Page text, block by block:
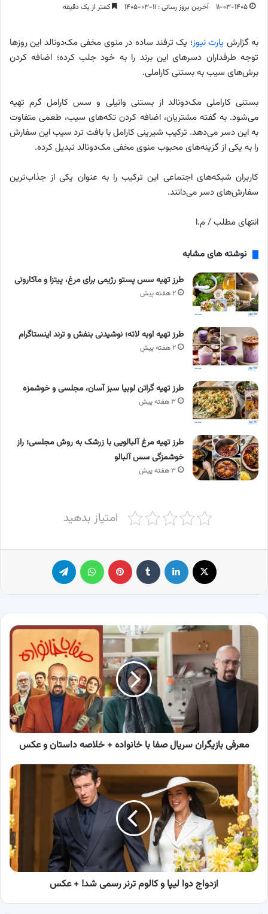
۱۱-۰۳-۱۴۰۵ آخرین بروز رسانی : ۱۱-۰۳-۱۴۰۵ کمتر از یک دقیقه
به گزارش پارت نیوز؛ یک ترفند ساده در منوی مخفی مک‌دونالد این روزها
توجه طرفداران دسرهای این برند را به خود جلب کرده؛ اضافه کردن
برش‌های سیب به بستنی کاراملی.
بستنی کاراملی مک‌دونالد از بستنی وانیلی و سس کارامل گرم تهیه
می‌شود. به گفته مشتریان، اضافه کردن تکه‌های سیب، طعمی متفاوت
به این دسر می‌دهد. ترکیب شیرینی کارامل با بافت ترد سیب این سفارش
را به یکی از گزینه‌های محبوب منوی مخفی مک‌دونالد تبدیل کرده.
کاربران شبکه‌های اجتماعی این ترکیب را به عنوان یکی از جذاب‌ترین
سفارش‌های دسر می‌دانند.
انتهای مطلب / م.ا
نوشته های مشابه
طرز تهیه سس پستو رژیمی برای مرغ، پیتزا و ماکارونی
۲ هفته پیش
طرز تهیه اوبه لاته؛ نوشیدنی بنفش و ترند اینستاگرام
۲ هفته پیش
طرز تهیه گراتن لوبیا سبز آسان، مجلسی و خوشمزه
۳ هفته پیش
طرز تهیه مرغ آلبالویی با زرشک به روش مجلسی؛ راز
خوشمزگی سس آلبالو
۳ هفته پیش
امتیاز بدهید
لینکدین ‫تامبلر پینترست
معرفی
بازیگران
سریال
خانواده
خلاصه
داستان
معرفی بازیگران سریال صفا با خانواده + خلاصه داستان و عکس
ازدواج
دوا
لیپا
و
کالوم
ترنر
رسمی
شد!
+
ازدواج دوا لیپا و کالوم ترنر رسمی شد! + عکس